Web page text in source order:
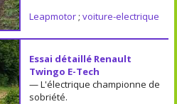
Leapmotor; voiture-electrique
Essai détaillé Renault
Twingo E-Tech
— L'électrique championne de
sobriété.